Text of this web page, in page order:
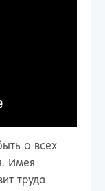
о всех
Имея
труда